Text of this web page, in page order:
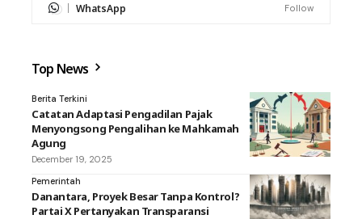
WhatsApp Follow
Top News
Berita Terkini
Catatan Adaptasi Pengadilan Pajak
Menyongsong Pengalihan ke Mahkamah
Agung
December 19, 2025
Pemerintah
Danantara, Proyek Besar Tanpa Kontrol?
Partai X Pertanyakan Transparansi